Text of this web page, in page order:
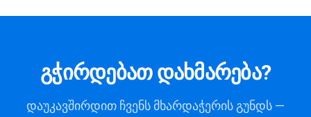
გჭირდებათ დახმარება?
დაუკავშირდით ჩვენს მხარდაჭერის გუნდს —